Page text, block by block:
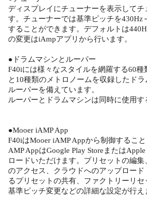
ディスプレイにチューナーを表示してチ
す。チューナーでは基準ピッチを430Hz
することができます。デフォルトは
の変更はiAmpアプリから行います。
●ドラムマシンとルーパー
F40iには様々なスタイルを網羅する60種
と10種類のメトロノームを収録したド
ルーパーを備えています。
ルーパーとドラムマシンは同時に使用す
●Mooer iAMP App
F40iはMooer iAMP Appから制御するこ
AMP AppはGoogle Play Storeまたは
ロードいただけます。プリセットの編
のアクセス、クラウドへのアップロード
るプリセットの共有、ファクトリーリ
基準ピッチ変更などの詳細な設定が行え